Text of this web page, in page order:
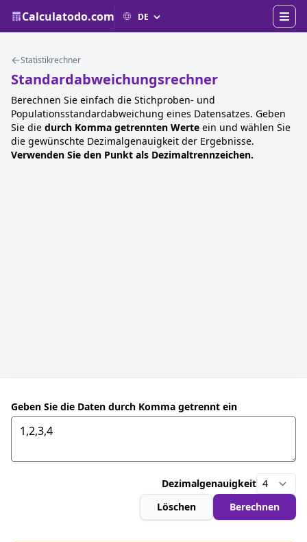
Calculatodo.com
Statistikrechner
Standardabweichungsrechner
Berechnen Sie einfach die Stichproben- und
Populationsstandardabweichung eines Datensatzes. Geben
Sie die durch Komma getrennten Werte ein und wählen Sie
die gewünschte Dezimalgenauigkeit der Ergebnisse.
Verwenden Sie den Punkt als Dezimaltrennzeichen.
Geben Sie die Daten durch Komma getrennt ein
Dezimalgenauigkeit
Löschen
Berechnen